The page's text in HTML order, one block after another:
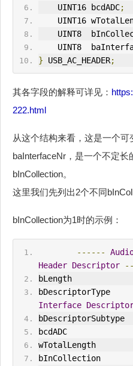
    UINT16 bcdADC
;
UINT16
UINT8
UINT8
} USB_AC_HEADER;
其各字段的解释可详见：
222.html
从这个结构来看，这是一个
baInterfaceNr，是一个不定
bInCollection。
这里我们先列出2个不同
bInCollection为1时的示例：
------
Header Descriptor
Interface